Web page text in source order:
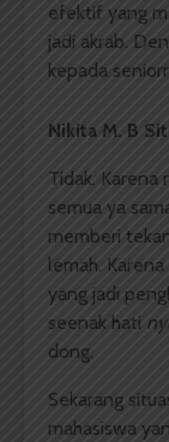
efektif yang
jadi akrab.
kepada
Nikita M. B
Tidak. Karena
semua ya
memberi
lemah.
yang jadi
seenak hati
dong.
Sekarang
mahasiswa